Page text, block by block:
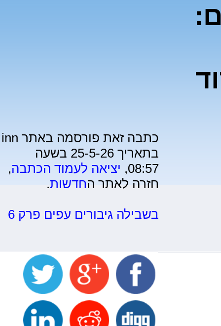
כתבה זאת פורסמה באתר inn
בתאריך 25-5-26 בשעה
08:57, יציאה לעמוד הכתבה,
חזרה לאתר החדשות.
בשבילה גיבורים עפים פרק 6